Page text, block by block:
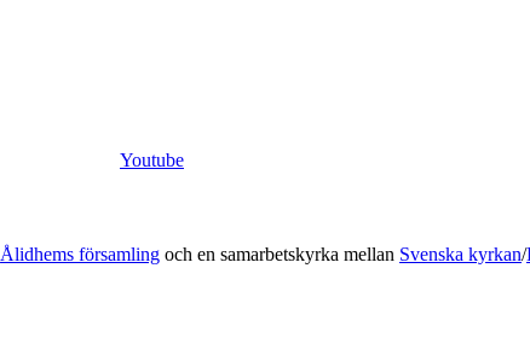
Youtube
Ålidhems församling och en samarbetskyrka mellan Svenska kyrkan/